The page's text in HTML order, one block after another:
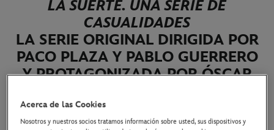
LA SUERTE. UNA SERIE DE
CASUALIDADES
LA SERIE ORIGINAL DIRIGIDA POR
PACO PLAZA Y PABLO GUERRERO
Y PROTAGONIZADA POR ÓSCAR
ESTRENARÁ EN DISNEY+ EL 8 DE
OCTUBRE
Acerca de las Cookies
Nosotros y nuestros socios tratamos información sobre usted, sus dispositivos y